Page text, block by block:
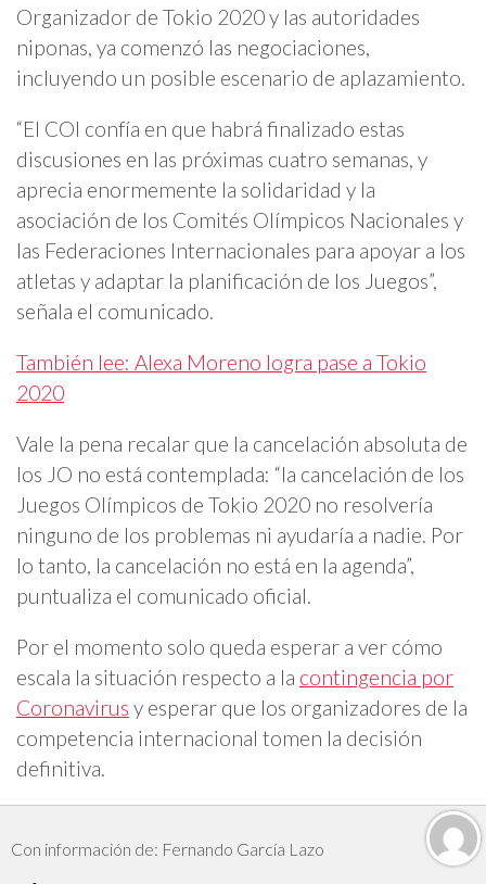
Organizador de Tokio 2020 y las autoridades
niponas, ya comenzó las negociaciones,
incluyendo un posible escenario de aplazamiento.
“El COI confía en que habrá finalizado estas
discusiones en las próximas cuatro semanas, y
aprecia enormemente la solidaridad y la
asociación de los Comités Olímpicos Nacionales y
las Federaciones Internacionales para apoyar a los
atletas y adaptar la planificación de los Juegos”,
señala el comunicado.
También lee: Alexa Moreno logra pase a Tokio
2020
Vale la pena recalar que la cancelación absoluta de
los JO no está contemplada: “la cancelación de los
Juegos Olímpicos de Tokio 2020 no resolvería
ninguno de los problemas ni ayudaría a nadie. Por
lo tanto, la cancelación no está en la agenda”,
puntualiza el comunicado oficial.
Por el momento solo queda esperar a ver cómo
escala la situación respecto a la contingencia por
Coronavirus y esperar que los organizadores de la
competencia internacional tomen la decisión
definitiva.
Con información de: Fernando García Lazo